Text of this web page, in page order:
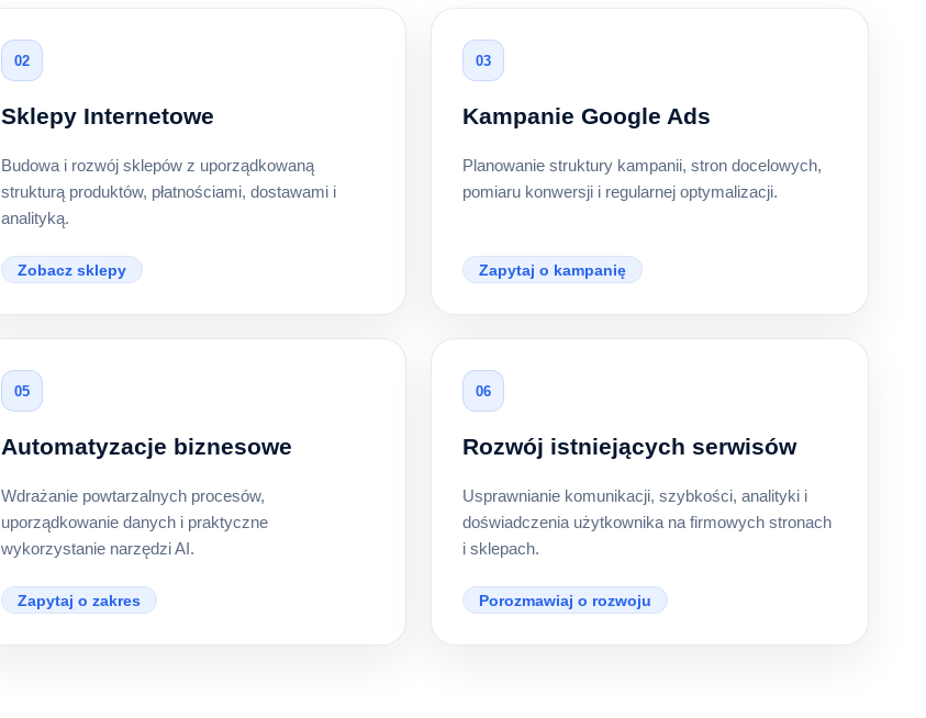
02
Sklepy Internetowe
Budowa i rozwój sklepów z uporządkowaną
strukturą produktów, płatnościami, dostawami i
analityką.
Zobacz sklepy
03
Kampanie Google Ads
Planowanie struktury kampanii, stron docelowych,
pomiaru konwersji i regularnej optymalizacji.
Zapytaj o kampanię
05
Automatyzacje biznesowe
Wdrażanie powtarzalnych procesów,
uporządkowanie danych i praktyczne
wykorzystanie narzędzi AI.
Zapytaj o zakres
06
Rozwój istniejących serwisów
Usprawnianie komunikacji, szybkości, analityki i
doświadczenia użytkownika na firmowych stronach
i sklepach.
Porozmawiaj o rozwoju